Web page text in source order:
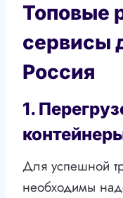
Топовые
сервисы
Россия
1.
Для успешной
необходимы